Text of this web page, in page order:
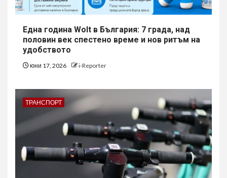
Една година Wolt в България: 7 града, над
половин век спестено време и нов ритъм на
удобството
юни 17, 2026 i-Reporter
ТРАНСПОРТ